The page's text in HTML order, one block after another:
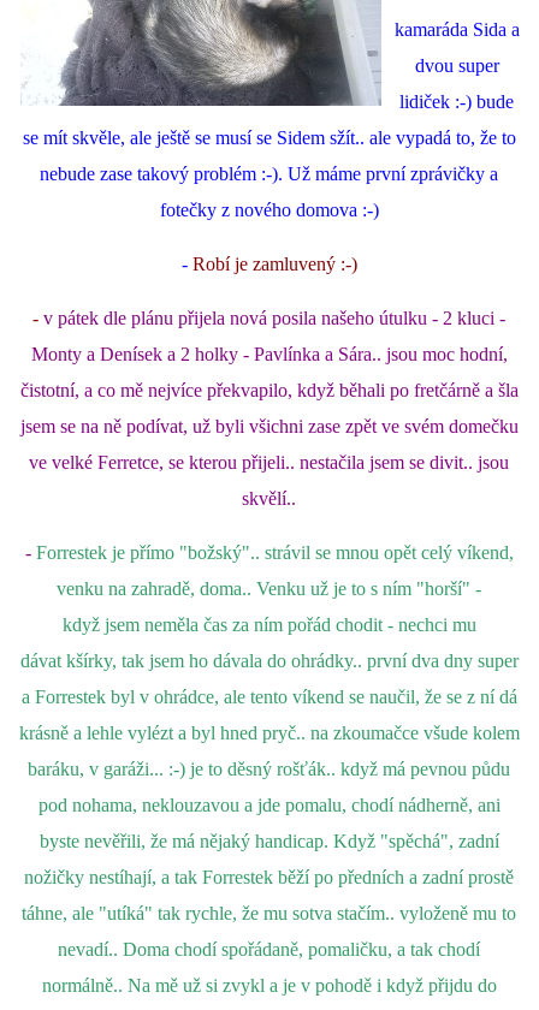
kamaráda Sida a
dvou super
lidiček :-) bude
se mít skvěle, ale ještě se musí se Sidem sžít.. ale vypadá to, že to
nebude zase takový problém :-). Už máme první zprávičky a
fotečky z nového domova :-)
- Robí je zamluvený :-)
- v pátek dle plánu přijela nová posila našeho útulku - 2 kluci -
Monty a Denísek a 2 holky - Pavlínka a Sára.. jsou moc hodní,
čistotní, a co mě nejvíce překvapilo, když běhali po fretčárně a šla
jsem se na ně podívat, už byli všichni zase zpět ve svém domečku
ve velké Ferretce, se kterou přijeli.. nestačila jsem se divit.. jsou
skvělí..
- Forrestek je přímo "božský".. strávil se mnou opět celý víkend,
venku na zahradě, doma.. Venku už je to s ním "horší" -
když jsem neměla čas za ním pořád chodit - nechci mu
dávat kšírky, tak jsem ho dávala do ohrádky.. první dva dny super
a Forrestek byl v ohrádce, ale tento víkend se naučil, že se z ní dá
krásně a lehle vylézt a byl hned pryč.. na zkoumačce všude kolem
baráku, v garáži... :-) je to děsný rošťák.. když má pevnou půdu
pod nohama, neklouzavou a jde pomalu, chodí nádherně, ani
byste nevěřili, že má nějaký handicap. Když "spěchá", zadní
nožičky nestíhají, a tak Forrestek běží po předních a zadní prostě
táhne, ale "utíká" tak rychle, že mu sotva stačím.. vyloženě mu to
nevadí.. Doma chodí spořádaně, pomaličku, a tak chodí
normálně.. Na mě už si zvykl a je v pohodě i když přijdu do